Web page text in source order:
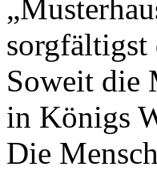
sorgfältigst
Soweit die
in Königs
Die